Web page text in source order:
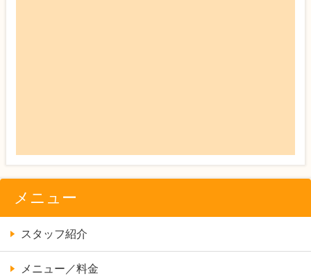
メニュー
スタッフ紹介
メニュー／料金